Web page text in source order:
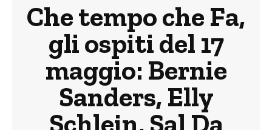
Che tempo che Fa,
gli ospiti del 17
maggio: Bernie
Sanders, Elly